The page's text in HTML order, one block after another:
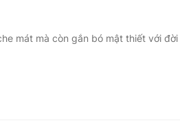
mát mà còn gắn bó mật thiết với